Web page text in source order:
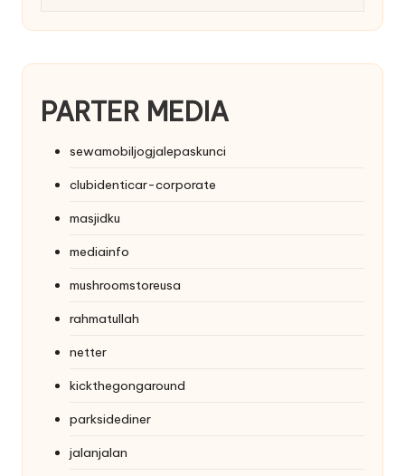
PARTER MEDIA
sewamobiljogjalepaskunci
clubidenticar-corporate
masjidku
mediainfo
mushroomstoreusa
rahmatullah
netter
kickthegongaround
parksidediner
jalanjalan